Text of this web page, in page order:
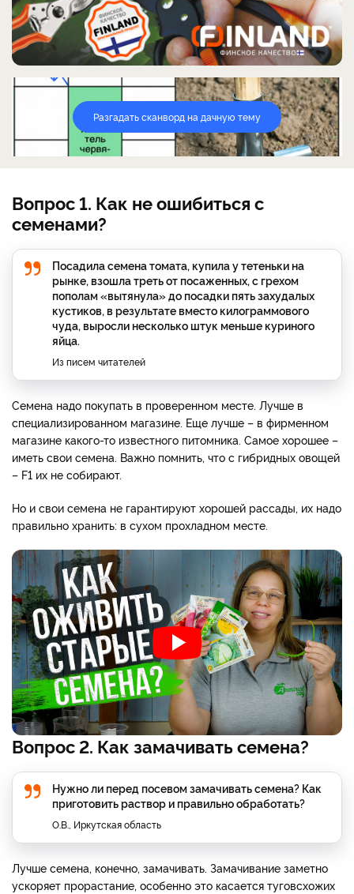
Разгадать сканворд на дачную тему
Вопрос 1. Как не ошибиться с
семенами?
Посадила семена томата, купила у тетеньки на
рынке, взошла треть от посаженных, с грехом
пополам «вытянула» до посадки пять захудалых
кустиков, в результате вместо килограммового
чуда, выросли несколько штук меньше куриного
яйца.
Из писем читателей
Семена надо покупать в проверенном месте. Лучше в
специализированном магазине. Еще лучше – в фирменном
магазине какого-то известного питомника. Самое хорошее –
иметь свои семена. Важно помнить, что с гибридных овощей
– F1 их не собирают.
Но и свои семена не гарантируют хорошей рассады, их надо
правильно хранить: в сухом прохладном месте.
Вопрос 2. Как замачивать семена?
Нужно ли перед посевом замачивать семена? Как
приготовить раствор и правильно обработать?
О.В., Иркутская область
Лучше семена, конечно, замачивать. Замачивание заметно
ускоряет прорастание, особенно это касается туговсхожих